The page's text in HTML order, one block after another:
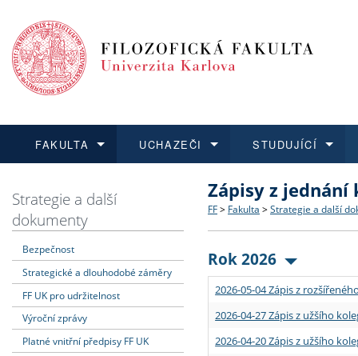
FAKULTA
Dozvědět se více
Struktura a historie
Strategie a další
Podpora a benefity pro
Absolventi fakulty
UCHAZEČI
Podat přihlášku
Co studovat a jak se
Učitelské studijní
Informace k průběhu
STUDUJÍCÍ
Dozvědět se více
Bakalářské a magisterské
Doktorské studium
Rigorózní řízení
Dozvědět se více
O vědě a výzkumu na FF
Akademické kvalifikace
Granty a projekty
Dozvědět se více
Aktuální nabídky a
Vyjíždějící studenti
Přijíždějící studenti
Vyjíždějící zaměstnanci
Strategie a další
dokumenty
Bezpečnost
Strategické a dlouhodobé záměry
FF UK pro udržitelnost
Výroční zprávy
Platné vnitřní předpisy FF UK
Zápisy z jednání
FF > Fakulta > Strategie a další
Rok 2026
2026-05-04 Zápis z
2026-04-27 Zápis z užšího
2026-04-20 Zápis z užšího